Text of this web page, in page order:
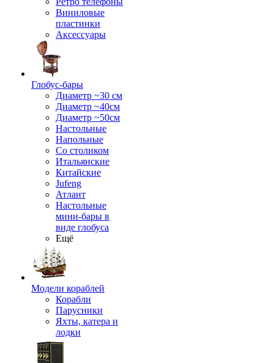
Виниловые
пластинки
Аксессуары
Глобус-бары
Диаметр ~30 см
Диаметр ~40см
Диаметр ~50см
Настольные
Напольные
Со столиком
Итальянские
Китайские
Jufeng
Атлант
Настольные
мини-бары в
виде глобуса
Ещё
Модели кораблей
Корабли
Парусники
Яхты, катера и
лодки